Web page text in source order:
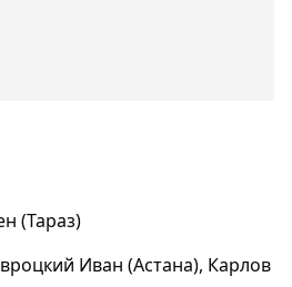
(Тараз)
Иван (Астана), Карлов